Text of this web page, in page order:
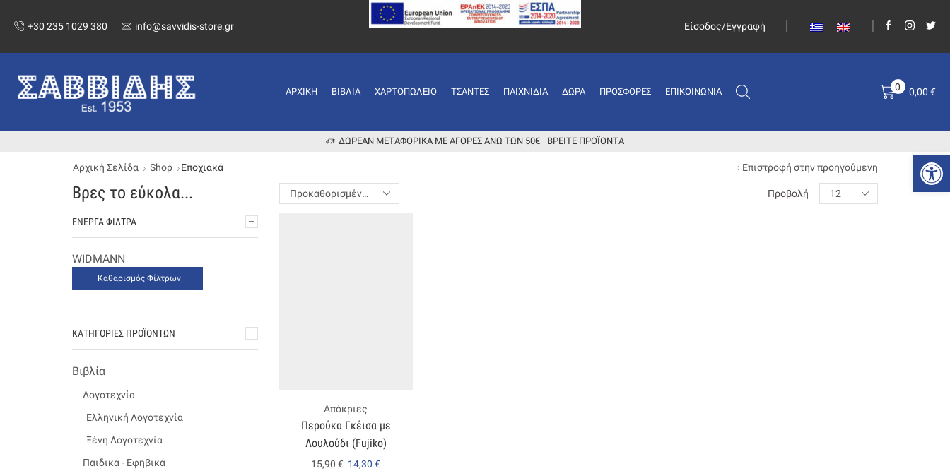
+30 235 1029 380 info@savvidis-store.gr Είσοδος/Εγγραφή
ΑΡΧΙΚΉ ΒΙΒΛΊΑ ΧΑΡΤΟΠΩΛΕΊΟ ΤΣΆΝΤΕΣ ΠΑΙΧΝΊΔΙΑ ΔΏΡΑ ΠΡΟΣΦΟΡΈΣ ΕΠΙΚΟΙΝΩΝΊΑ 0 0,00 €
ΔΩΡΕΆΝ ΜΕΤΑΦΟΡΙΚΆ ΜΕ ΑΓΟΡΈΣ ΆΝΩ ΤΩΝ 50€ ΒΡΕΊΤΕ ΠΡΟΪΌΝΤΑ
Αρχική Σελίδα Shop Εποχιακά Επιστροφή στην προηγούμενη
Προβολή
Απόκριες
Περούκα Γκέισα με
Λουλούδι (Fujiko)
15,90€ 14,30€
Βρες το εύκολα...
ΕΝΕΡΓΆ ΦΊΛΤΡΑ
WIDMANN
Καθαρισμός Φίλτρων
ΚΑΤΗΓΟΡΊΕΣ ΠΡΟΪΌΝΤΩΝ
Βιβλία
Λογοτεχνία
Ελληνική Λογοτεχνία
Ξένη Λογοτεχνία
Παιδικά - Εφηβικά